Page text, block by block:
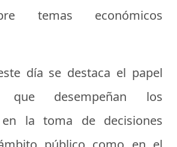
temas económicos
día se destaca el papel
que desempeñan los
en la toma de decisiones